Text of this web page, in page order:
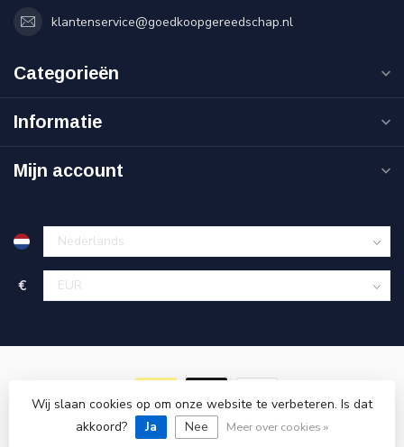
klantenservice@goedkoopgereedschap.nl
Categorieën
Informatie
Mijn account
€
© Copyright 2026 Goedkoopgereedschap.nl
Wij slaan cookies op om onze website te verbeteren. Is dat
akkoord?
Ja Nee Meer over cookies »